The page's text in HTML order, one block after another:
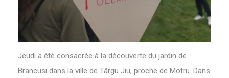
Jeudi a été consacrée à la découverte du jardin de
Brancusi dans la ville de Târgu Jiu, proche de Motru. Dans